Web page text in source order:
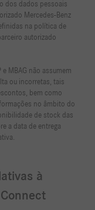
dos dados pessoais
Mercedes-Benz
na política de
autorizado
MBAG não assumem
ou incorretas, tais
bem como
no âmbito do
de stock das
a data de entrega
à